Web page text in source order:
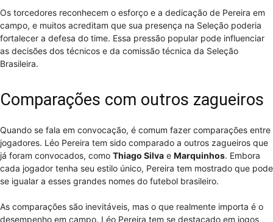
Os torcedores reconhecem o esforço e a dedicação de Pereira em
campo, e muitos acreditam que sua presença na Seleção poderia
fortalecer a defesa do time. Essa pressão popular pode influenciar
as decisões dos técnicos e da comissão técnica da Seleção
Brasileira.
Comparações com outros zagueiros
Quando se fala em convocação, é comum fazer comparações entre
jogadores. Léo Pereira tem sido comparado a outros zagueiros que
já foram convocados, como Thiago Silva e Marquinhos. Embora
cada jogador tenha seu estilo único, Pereira tem mostrado que pode
se igualar a esses grandes nomes do futebol brasileiro.
As comparações são inevitáveis, mas o que realmente importa é o
desempenho em campo. Léo Pereira tem se destacado em jogos